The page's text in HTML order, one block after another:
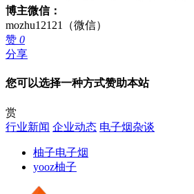
博主微信：
mozhu12121（微信）
赞 0
分享
您可以选择一种方式赞助本站
赏
行业新闻 企业动态 电子烟杂谈
柚子电子烟
yooz柚子